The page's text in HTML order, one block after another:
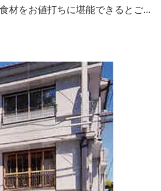
材をお値打ちに堪能できるとご好